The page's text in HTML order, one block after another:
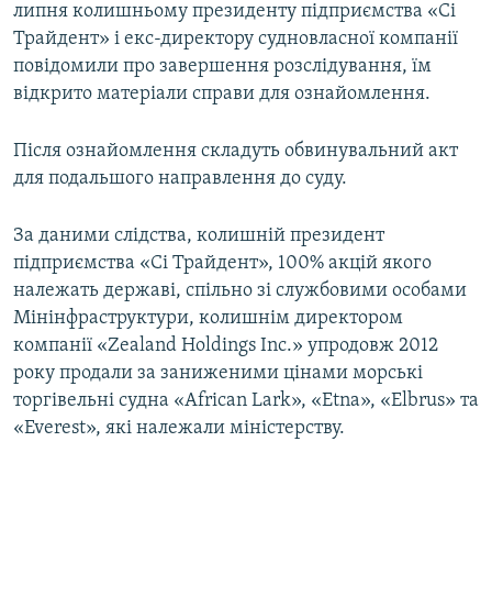
Усі сайти RFE/RL
липня колишньому президенту підприємства «Сі
Трайдент» і екс-директору судновласної компанії
повідомили про завершення розслідування, їм
відкрито матеріали справи для ознайомлення.
Після ознайомлення складуть обвинувальний акт
для подальшого направлення до суду.
За даними слідства, колишній президент
підприємства «Сі Трайдент», 100% акцій якого
належать державі, спільно зі службовими особами
Мінінфраструктури, колишнім директором
компанії «Zealand Holdings Inc.» упродовж 2012
року продали за заниженими цінами морські
торгівельні судна «African Lark», «Etna», «Elbrus» та
«Everest», які належали міністерству.